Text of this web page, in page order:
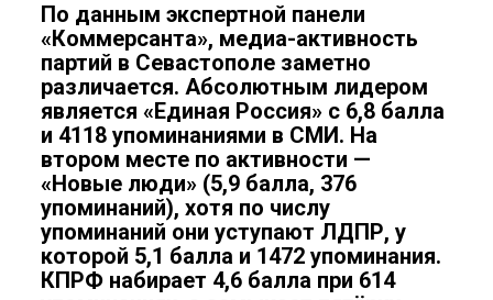
По данным экспертной панели
«Коммерсанта», медиа-активность
партий в Севастополе заметно
различается. Абсолютным лидером
является «Единая Россия» с 6,8 балла
и 4118 упоминаниями в СМИ. На
втором месте по активности —
«Новые люди» (5,9 балла, 376
упоминаний), хотя по числу
упоминаний они уступают ЛДПР, у
которой 5,1 балла и 1472 упоминания.
КПРФ набирает 4,6 балла при 614